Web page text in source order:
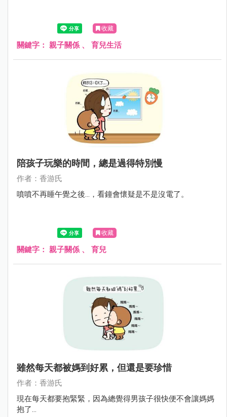
收藏
關鍵字： 親子關係 、 育兒生活
陪孩子玩樂的時間，總是過得特別慢
作者：香游氏
噴噴不再睡午覺之後...，看鐘會懷疑是不是沒電了。
收藏
關鍵字： 親子關係 、 育兒
雖然每天都被媽到好累，但還是要珍惜
作者：香游氏
現在每天都要抱緊緊，因為總覺得男孩子很快便不會讓媽媽
抱了...